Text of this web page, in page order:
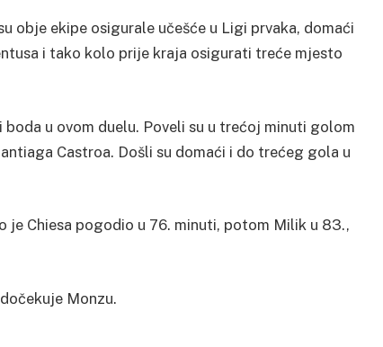
obje ekipe osigurale učešće u Ligi prvaka, domaći
i tako kolo prije kraja osigurati treće mjesto
u ovom duelu. Poveli su u trećoj minuti golom
Castroa. Došli su domaći i do trećeg gola u
je Chiesa pogodio u 76. minuti, potom Milik u 83.,
Monzu.